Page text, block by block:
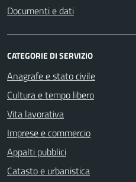
Documenti e dati
CATEGORIE DI SERVIZIO
Anagrafe e stato civile
Cultura e tempo libero
Vita lavorativa
Imprese e commercio
Appalti pubblici
Catasto e urbanistica